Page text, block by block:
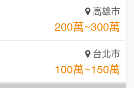
台北市
100萬~150萬
屏東縣
100萬 ~ 200萬